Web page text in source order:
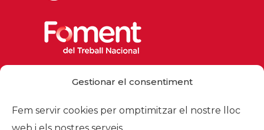
Gestionar el consentiment
Fem servir cookies per omptimitzar el nostre lloc
foment@foment.com